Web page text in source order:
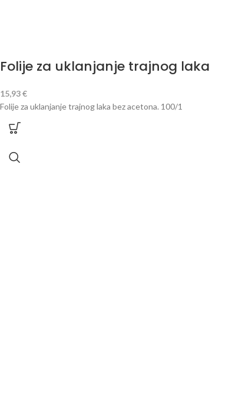
Folije za uklanjanje trajnog laka
15,93€
Folije za uklanjanje trajnog laka bez acetona. 100/1